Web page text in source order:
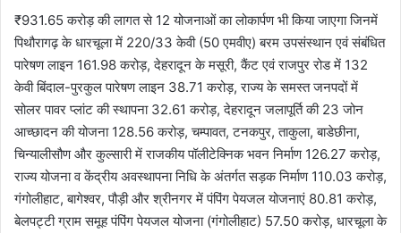
₹931.65 करोड़ की लागत से 12 योजनाओं का लोकार्पण भी किया जाएगा जिनमें
पिथौरागढ़ के धारचूला में 220/33 केवी (50 एमवीए) बरम उपसंस्थान एवं संबंधित
पारेषण लाइन 161.98 करोड़, देहरादून के मसूरी, कैंट एवं राजपुर रोड में 132
केवी बिंदाल-पुरकुल पारेषण लाइन 38.71 करोड़, राज्य के समस्त जनपदों में
सोलर पावर प्लांट की स्थापना 32.61 करोड़, देहरादून जलापूर्ति की 23 जोन
आच्छादन की योजना 128.56 करोड़, चम्पावत, टनकपुर, ताकुला, बाडेछीना,
चिन्यालीसौण और कुल्सारी में राजकीय पॉलीटेक्निक भवन निर्माण 126.27 करोड़,
राज्य योजना व केंद्रीय अवस्थापना निधि के अंतर्गत सड़क निर्माण 110.03 करोड़,
गंगोलीहाट, बागेश्वर, पौड़ी और श्रीनगर में पंपिंग पेयजल योजनाएं 80.81 करोड़,
बेलपट्टी ग्राम समूह पंपिंग पेयजल योजना (गंगोलीहाट) 57.50 करोड़, धारचूला के